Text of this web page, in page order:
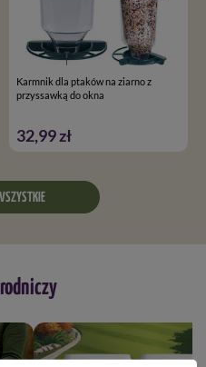
Karmnik dla ptaków na ziarno z
przyssawką do okna
32,99 zł